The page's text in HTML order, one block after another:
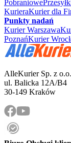
Pobraniowe
KurieraKurier dla
Punkty nadań
Kurier Warszawa
PoznańKurier
AlleKurier Sp. z o.o.
ul. Balicka 12A/B4
30-149 Kraków